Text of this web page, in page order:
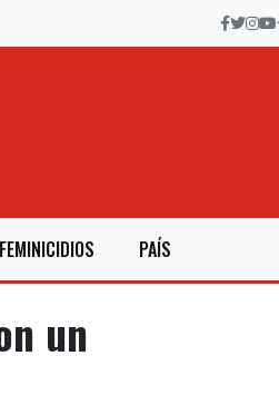
FEMINICIDIOS PAÍS
un